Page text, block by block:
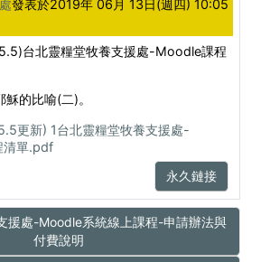
發表於2019年 06月 13日(週四) 10:05
)台北靈糧堂牧養支援處-Moodle課程
的比喻(二)。
更新) 1台北靈糧堂牧養支援處-
清單.pdf
永久鏈接
援處-Moodle系統線上課程-申請辦法與
付費說明